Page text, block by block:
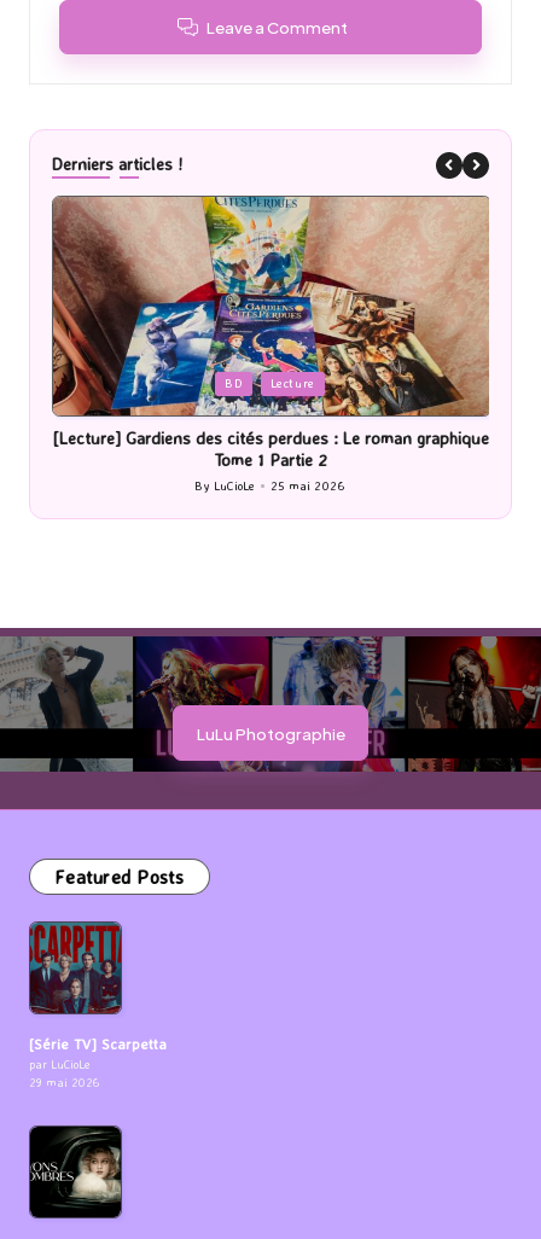
Leave a Comment
Derniers articles !
Posted
in
BD Lecture
[Lecture] Gardiens des cités perdues : Le roman graphique
Tome 1 Partie 2
Posted
by
By LuCioLe 25 mai 2026
LuLu Photographie
Featured Posts
[Série TV] Scarpetta
par LuCioLe
29 mai 2026